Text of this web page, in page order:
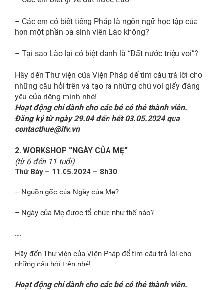
– Các em có biết tiếng Pháp là ngôn ngữ học tập của
hơn một phần ba sinh viên Lào không?
– Tại sao Lào lại có biệt danh là “Đất nước triệu voi”?
Hãy đến Thư viện của Viện Pháp để tìm câu trả lời cho
những câu hỏi trên và tạo ra những chú voi giấy đáng
yêu của riêng mình nhé!
Hoạt động chỉ dành cho các bé có thẻ thành viên.
Đăng ký từ ngày 29.04 đến hết 03.05.2024 qua
contacthue@ifv.vn
2. WORKSHOP “NGÀY CỦA MẸ”
(từ 6 đến 11 tuổi)
Thứ Bảy – 11.05.2024 – 8h30
– Nguồn gốc của Ngày của Mẹ?
– Ngày của Mẹ được tổ chức như thế nào?
….
Hãy đến Thư viện của Viện Pháp để tìm câu trả lời cho
những câu hỏi trên nhé!
Hoạt động chỉ dành cho các bé có thẻ thành viên.